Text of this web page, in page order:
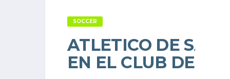
SOCCER
ATLETICO DE SAN
EN EL CLUB DE